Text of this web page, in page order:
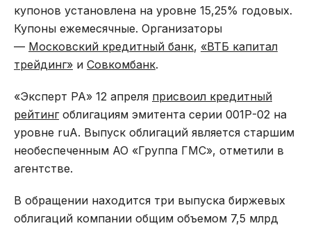
купонов установлена на уровне 15,25% годовых.
Купоны ежемесячные. Организаторы
— Московский кредитный банк, «ВТБ капитал
трейдинг» и Совкомбанк.
«Эксперт РА» 12 апреля присвоил кредитный
рейтингоблигациям эмитента серии 001Р-02 на
уровне ruA. Выпуск облигаций является старшим
необеспеченным АО «Группа ГМС», отметили в
агентстве.
В обращении находится три выпуска биржевых
облигаций компании общим объемом 7,5 млрд